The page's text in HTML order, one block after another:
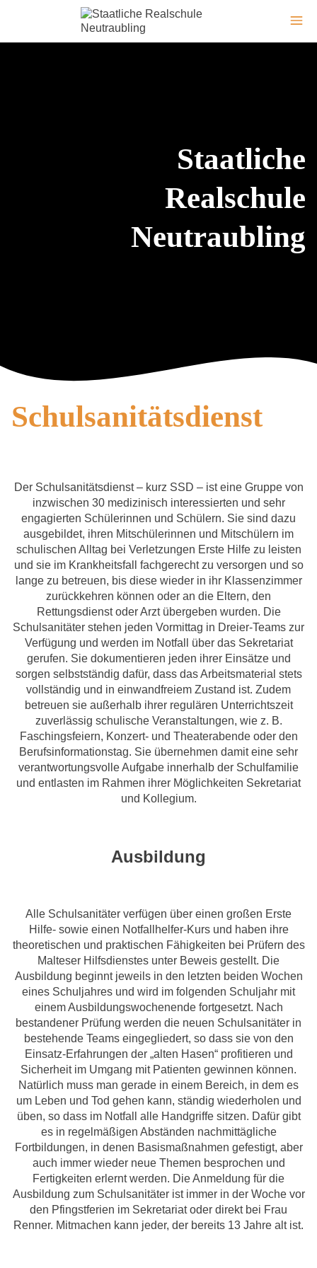
Staatliche
Realschule
Neutraubling
Schulsanitätsdienst
Der Schulsanitätsdienst – kurz SSD – ist eine Gruppe von
inzwischen 30 medizinisch interessierten und sehr
engagierten Schülerinnen und Schülern. Sie sind dazu
ausgebildet, ihren Mitschülerinnen und Mitschülern im
schulischen Alltag bei Verletzungen Erste Hilfe zu leisten
und sie im Krankheitsfall fachgerecht zu versorgen und so
lange zu betreuen, bis diese wieder in ihr Klassenzimmer
zurückkehren können oder an die Eltern, den
Rettungsdienst oder Arzt übergeben wurden. Die
Schulsanitäter stehen jeden Vormittag in Dreier-Teams zur
Verfügung und werden im Notfall über das Sekretariat
gerufen. Sie dokumentieren jeden ihrer Einsätze und
sorgen selbstständig dafür, dass das Arbeitsmaterial stets
vollständig und in einwandfreiem Zustand ist. Zudem
betreuen sie außerhalb ihrer regulären Unterrichtszeit
zuverlässig schulische Veranstaltungen, wie z. B.
Faschingsfeiern, Konzert- und Theaterabende oder den
Berufsinformationstag. Sie übernehmen damit eine sehr
verantwortungsvolle Aufgabe innerhalb der Schulfamilie
und entlasten im Rahmen ihrer Möglichkeiten Sekretariat
und Kollegium.
Ausbildung
Alle Schulsanitäter verfügen über einen großen Erste
Hilfe- sowie einen Notfallhelfer-Kurs und haben ihre
theoretischen und praktischen Fähigkeiten bei Prüfern des
Malteser Hilfsdienstes unter Beweis gestellt. Die
Ausbildung beginnt jeweils in den letzten beiden Wochen
eines Schuljahres und wird im folgenden Schuljahr mit
einem Ausbildungswochenende fortgesetzt. Nach
bestandener Prüfung werden die neuen Schulsanitäter in
bestehende Teams eingegliedert, so dass sie von den
Einsatz-Erfahrungen der „alten Hasen“ profitieren und
Sicherheit im Umgang mit Patienten gewinnen können.
Natürlich muss man gerade in einem Bereich, in dem es
um Leben und Tod gehen kann, ständig wiederholen und
üben, so dass im Notfall alle Handgriffe sitzen. Dafür gibt
es in regelmäßigen Abständen nachmittägliche
Fortbildungen, in denen Basismaßnahmen gefestigt, aber
auch immer wieder neue Themen besprochen und
Fertigkeiten erlernt werden. Die Anmeldung für die
Ausbildung zum Schulsanitäter ist immer in der Woche vor
den Pfingstferien im Sekretariat oder direkt bei Frau
Renner. Mitmachen kann jeder, der bereits 13 Jahre alt ist.